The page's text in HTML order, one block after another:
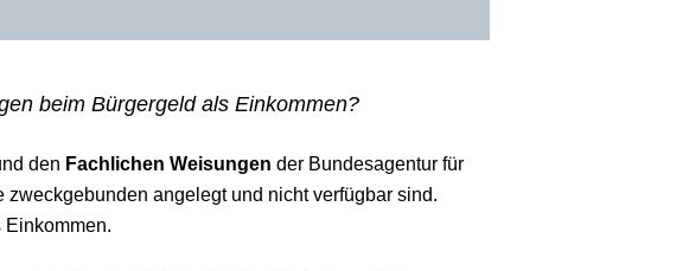
beim Bürgergeld als Einkommen?
den Fachlichen Weisungen der Bundesagentur für
angelegt und nicht verfügbar sind.
Einkommen.